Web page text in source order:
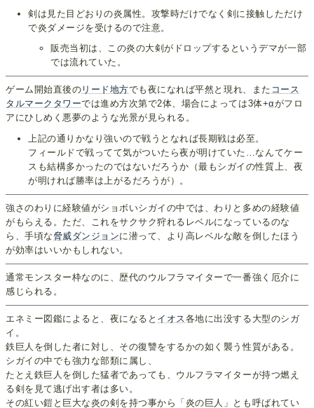
剣は見た目どおりの炎属性。攻撃時だけでなく剣に接触しただけ
で炎ダメージを受けるので注意。
販売当初は、この炎の大剣がドロップするというデマが一部
では流れていた。
ゲーム開始直後の リード地方でも夜になれば平然と現れ、また コース
タルマークタワーでは進め方次第で2体、場合によっては3体+αがフロ
アにひしめく悪夢のような光景が見られる。
上記の通りかなり強いので戦うとなれば長期戦は必至。
フィールドで戦ってて気がついたら夜が明けていた…なんてケー
スも結構多かったのではないだろうか（最もシガイの性質上、夜
が明ければ勝率は上がるだろうが）。
強さのわりに経験値がショボいシガイの中では、わりと多めの経験値
がもらえる。ただ、これをサクサク狩れるレベルになっているのな
ら、手頃な脅威ダンジョンに潜って、より高レベルな敵を倒したほう
が効率はいいかもしれない。
通常モンスター枠なのに、歴代のウルフラマイターで一番強く厄介に
感じられる。
エネミー図鑑によると、夜になると イオス各地に出没する大型のシガ
イ。
鉄巨人を倒した者に対し、その復讐をするかの如く襲う性質がある。
シガイの中でも強力な部類に属し、
たとえ鉄巨人を倒した猛者であっても、ウルフラマイターが持つ燃え
る剣を見て逃げ出す者は多い。
その紅い鎧と巨大な炎の剣を持つ事から「炎の巨人」とも呼ばれてい